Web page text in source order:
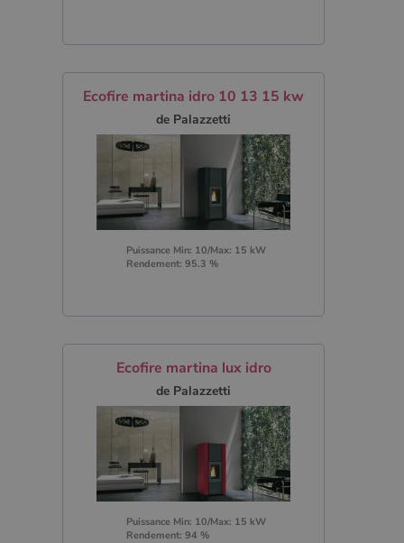
Ecofire martina idro 10 13 15 kw
de Palazzetti
Puissance Min: 10/Max: 15 kW
Rendement: 95.3 %
Ecofire martina lux idro
de Palazzetti
Puissance Min: 10/Max: 15 kW
Rendement: 94 %